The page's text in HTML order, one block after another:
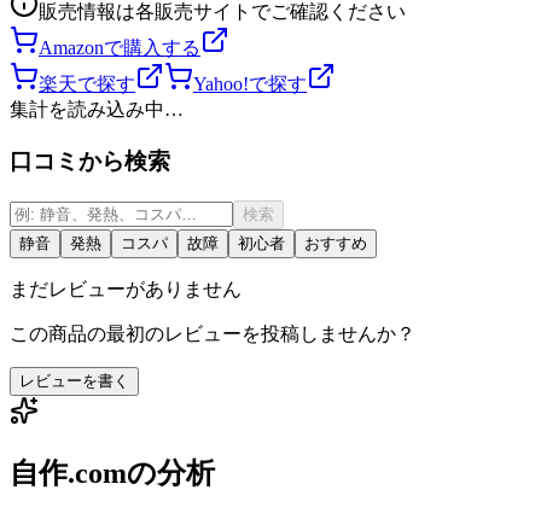
販売情報は各販売サイトでご確認ください
Amazonで購入する
楽天で探す
Yahoo!で探す
集計を読み込み中…
口コミから検索
検索
静音
発熱 コスパ 故障 初心者 おすすめ
まだレビューがありません
この商品の最初のレビューを投稿しませんか？
レビューを書く
自作.comの分析